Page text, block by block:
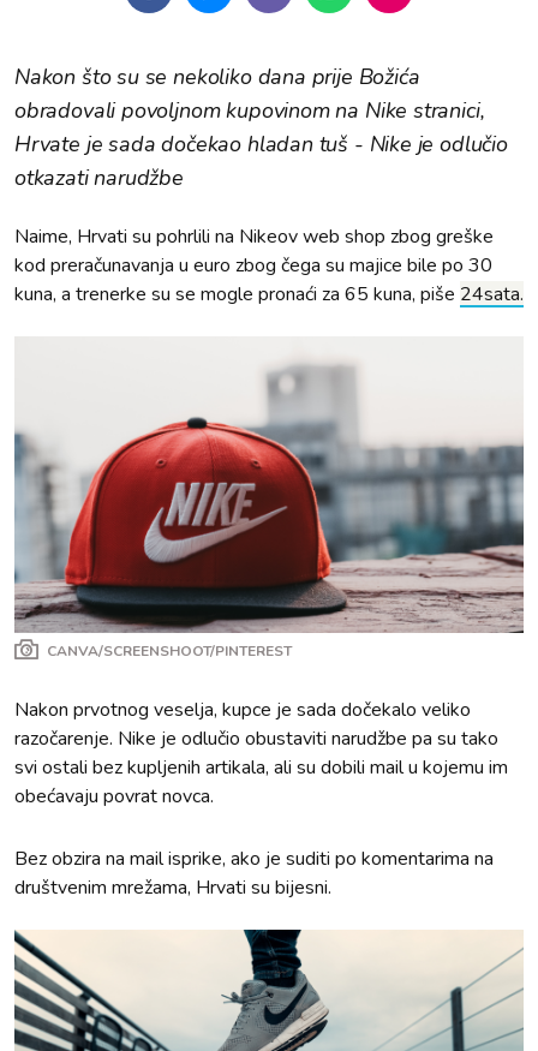
Nakon što su se nekoliko dana prije Božića
obradovali povoljnom kupovinom na Nike stranici,
Hrvate je sada dočekao hladan tuš - Nike je odlučio
otkazati narudžbe
Naime, Hrvati su pohrlili na Nikeov web shop zbog greške
kod preračunavanja u euro zbog čega su majice bile po 30
kuna, a trenerke su se mogle pronaći za 65 kuna, piše 24sata.
CANVA/SCREENSHOOT/PINTEREST
Nakon prvotnog veselja, kupce je sada dočekalo veliko
razočarenje. Nike je odlučio obustaviti narudžbe pa su tako
svi ostali bez kupljenih artikala, ali su dobili mail u kojemu im
obećavaju povrat novca.
Bez obzira na mail isprike, ako je suditi po komentarima na
društvenim mrežama, Hrvati su bijesni.